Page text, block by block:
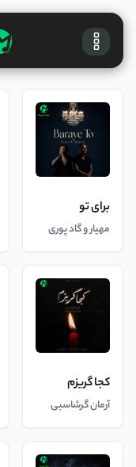
برای تو
مهیار و گاد پوری
کجا گریزم
آرمان گرشاسبی